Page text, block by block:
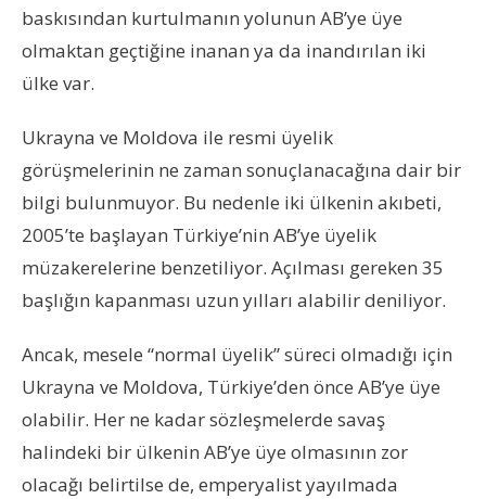
baskısından kurtulmanın yolunun AB’ye üye
olmaktan geçtiğine inanan ya da inandırılan iki
ülke var.
Ukrayna ve Moldova ile resmi üyelik
görüşmelerinin ne zaman sonuçlanacağına dair bir
bilgi bulunmuyor. Bu nedenle iki ülkenin akıbeti,
2005’te başlayan Türkiye’nin AB’ye üyelik
müzakerelerine benzetiliyor. Açılması gereken 35
başlığın kapanması uzun yılları alabilir deniliyor.
Ancak, mesele “normal üyelik” süreci olmadığı için
Ukrayna ve Moldova, Türkiye’den önce AB’ye üye
olabilir. Her ne kadar sözleşmelerde savaş
halindeki bir ülkenin AB’ye üye olmasının zor
olacağı belirtilse de, emperyalist yayılmada